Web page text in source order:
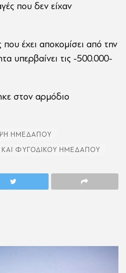
που δεν είχαν
έχει αποκομίσει από την
υπερβαίνει τις -500.000-
στον αρμόδιο
ΗΜΕΔΑΠΟΥ
ΦΥΓΟΔΙΚΟΥ ΗΜΕΔΑΠΟΥ